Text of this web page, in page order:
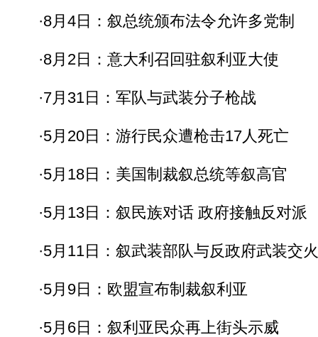
·8月4日：叙总统颁布法令允许多党制
·8月2日：意大利召回驻叙利亚大使
·7月31日：军队与武装分子枪战
·5月20日：游行民众遭枪击17人死亡
·5月18日：美国制裁叙总统等叙高官
·5月13日：叙民族对话 政府接触反对派
·5月11日：叙武装部队与反政府武装交火
·5月9日：欧盟宣布制裁叙利亚
·5月6日：叙利亚民众再上街头示威